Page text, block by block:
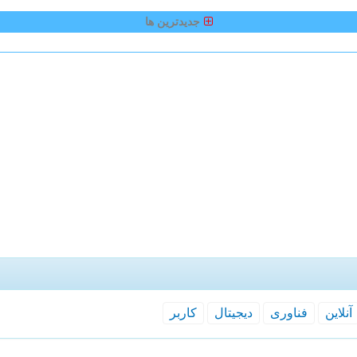
جدیدترین ها
آنلاین فناوری دیجیتال كاربر